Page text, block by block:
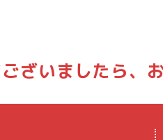
ざいましたら、